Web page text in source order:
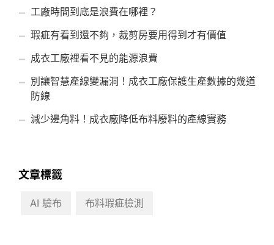
工廠時間到底是浪費在哪裡？
瑕疵有看到還不夠，裁剪房要用得到才有價值
成衣工廠裡看不見的能源浪費
別讓智慧產線變漏洞！成衣工廠保護生產數據的幾道
防線
減少邊角料！成衣廠降低布料廢料的產線實務
文章標籤
AI 驗布 布料瑕疵檢測